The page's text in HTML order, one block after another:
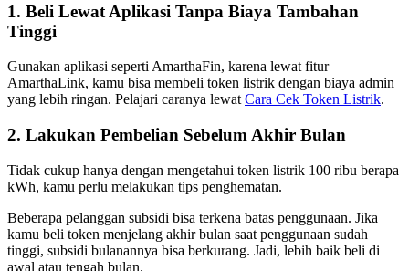
1. Beli Lewat Aplikasi Tanpa Biaya Tambahan
Tinggi
Gunakan aplikasi seperti AmarthaFin, karena lewat fitur
AmarthaLink, kamu bisa membeli token listrik dengan biaya admin
yang lebih ringan. Pelajari caranya lewatCara Cek Token Listrik.
2. Lakukan Pembelian Sebelum Akhir Bulan
Tidak cukup hanya dengan mengetahui token listrik 100 ribu berapa
kWh, kamu perlu melakukan tips penghematan.
Beberapa pelanggan subsidi bisa terkena batas penggunaan. Jika
kamu beli token menjelang akhir bulan saat penggunaan sudah
tinggi, subsidi bulanannya bisa berkurang. Jadi, lebih baik beli di
awal atau tengah bulan.